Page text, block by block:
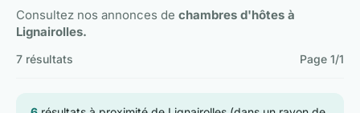
Consultez nos annonces de chambres d'hôtes à
Lignairolles.
7 résultats Page 1/1